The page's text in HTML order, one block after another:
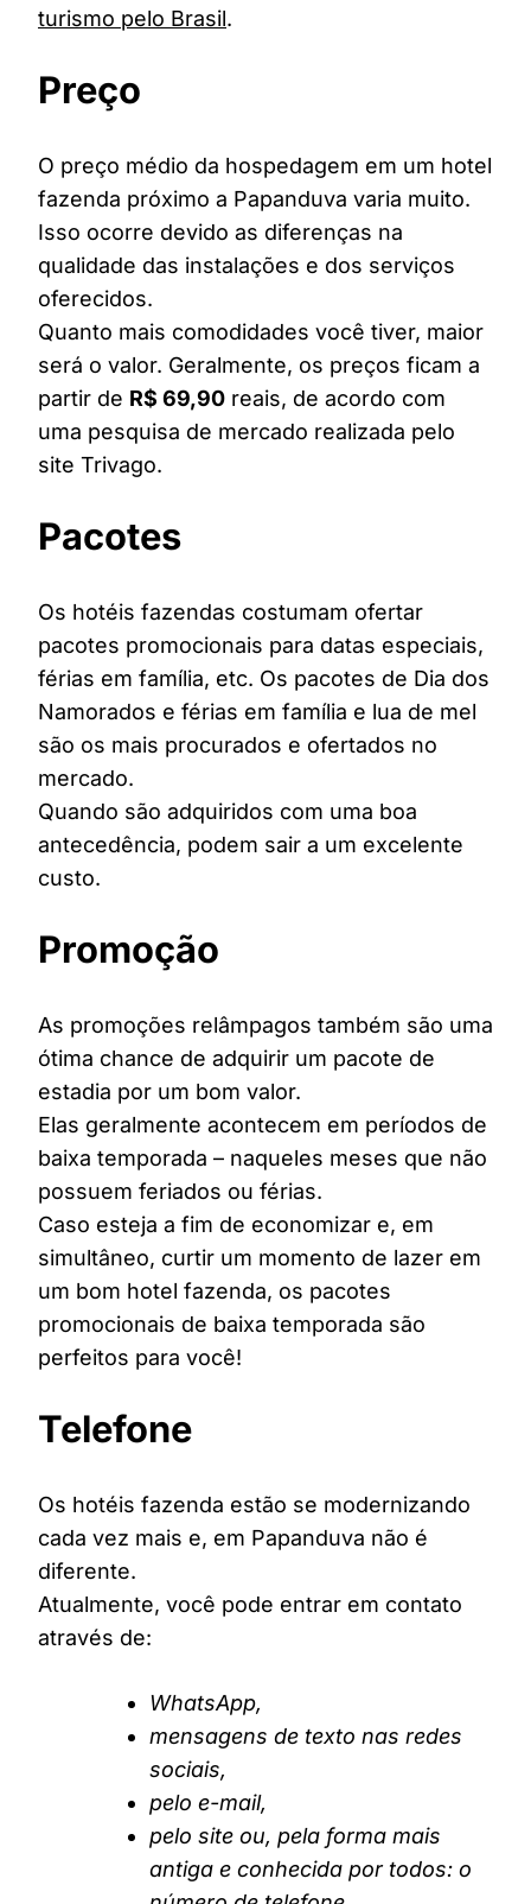
turismo pelo Brasil.
Preço
O preço médio da hospedagem em um hotel
fazenda próximo a Papanduva varia muito.
Isso ocorre devido as diferenças na
qualidade das instalações e dos serviços
oferecidos.
Quanto mais comodidades você tiver, maior
será o valor. Geralmente, os preços ficam a
partir de R$ 69,90 reais, de acordo com
uma pesquisa de mercado realizada pelo
site Trivago.
Pacotes
Os hotéis fazendas costumam ofertar
pacotes promocionais para datas especiais,
férias em família, etc. Os pacotes de Dia dos
Namorados e férias em família e lua de mel
são os mais procurados e ofertados no
mercado.
Quando são adquiridos com uma boa
antecedência, podem sair a um excelente
custo.
Promoção
As promoções relâmpagos também são uma
ótima chance de adquirir um pacote de
estadia por um bom valor.
Elas geralmente acontecem em períodos de
baixa temporada – naqueles meses que não
possuem feriados ou férias.
Caso esteja a fim de economizar e, em
simultâneo, curtir um momento de lazer em
um bom hotel fazenda, os pacotes
promocionais de baixa temporada são
perfeitos para você!
Telefone
Os hotéis fazenda estão se modernizando
cada vez mais e, em Papanduva não é
diferente.
Atualmente, você pode entrar em contato
através de:
WhatsApp,
mensagens de texto nas redes
sociais,
pelo e-mail,
pelo site ou, pela forma mais
antiga e conhecida por todos: o